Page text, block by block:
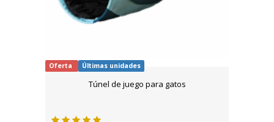
Oferta Últimas unidades
Túnel de juego para gatos